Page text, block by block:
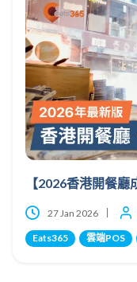
【2026香港開餐
27 Jan 2026
Eats365 雲端POS